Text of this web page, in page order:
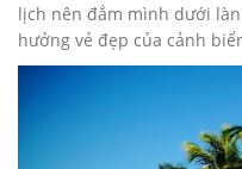
lịch nên đắm mình dưới
hưởng vẻ đẹp của cảnh